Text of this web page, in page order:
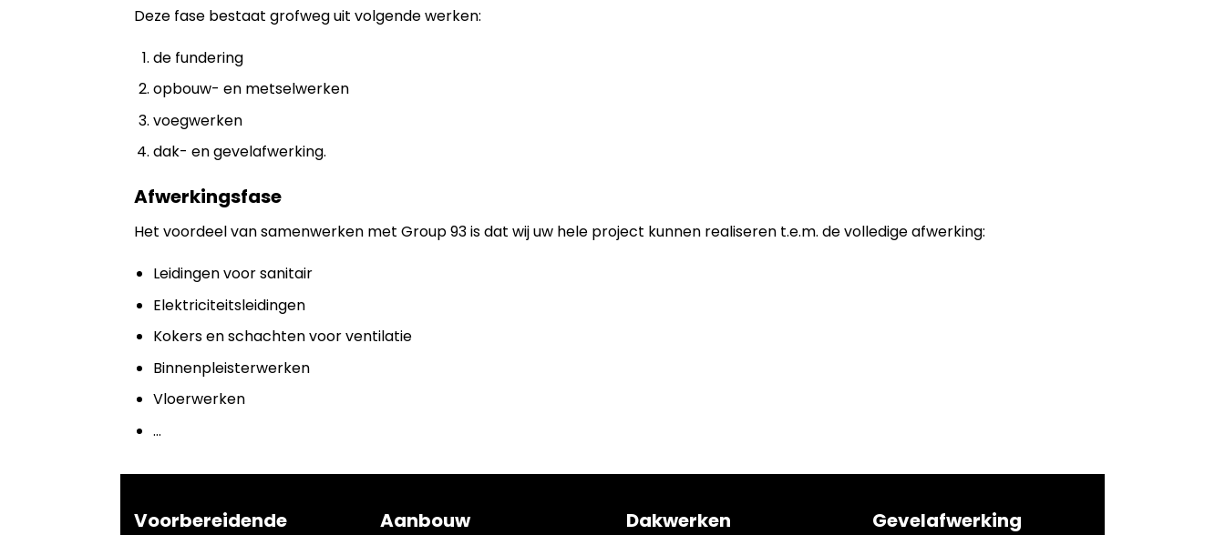
Deze fase bestaat grofweg uit volgende werken:
de fundering
opbouw- en metselwerken
voegwerken
dak- en gevelafwerking.
Afwerkingsfase
Het voordeel van samenwerken met Group 93 is dat wij uw hele project kunnen realiseren t.e.m. de volledige afwerking:
Leidingen voor sanitair
Elektriciteitsleidingen
Kokers en schachten voor ventilatie
Binnenpleisterwerken
Vloerwerken
…
Voorbereidende
Aanbouw Dakwerken Gevelafwerking